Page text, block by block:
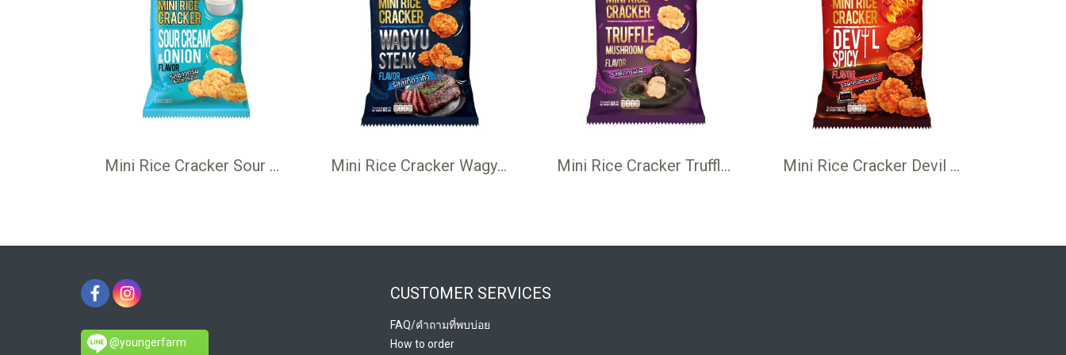
Mini Rice Cracker Sour Cream &Onion 60 g ข้าวแต๋น มินิ รสซาวครีม และหัวหอม 60 กรัม Mini Rice Cracker Wagyu Steak flavor 60 g ข้าวแต๋น มินิ รสสเต็กวากิว 60 กรัม Mini Rice Cracker Truffle Mashroom flavor 60 g ข้าวแต๋น มินิ รสเห็ด ทรัฟเฟิล 60 กรัม Mini Rice Cracker Devil Spicy flavor 60 g ข้าวแต๋น มินิ รสพริกจักรพรรดิ์ 60 กรัม
@youngerfarm
CUSTOMER SERVICES
FAQ/คำถามที่พบบ่อย
How to order